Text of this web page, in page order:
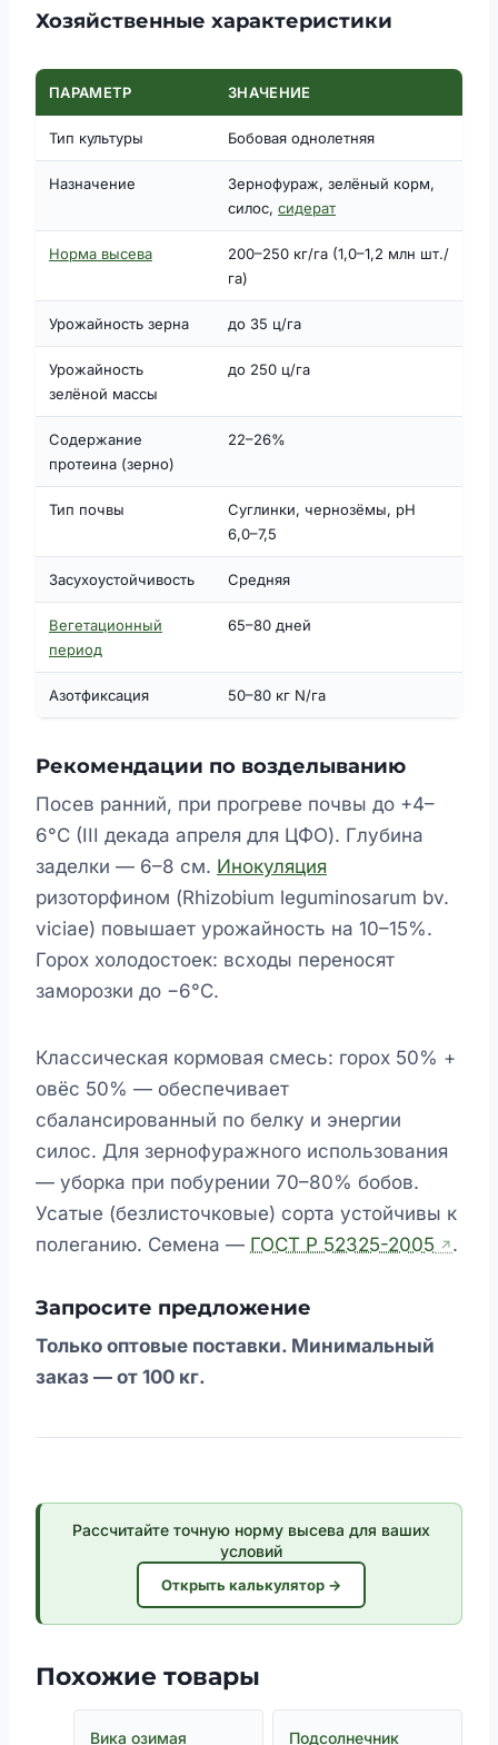
Хозяйственные характеристики
ПАРАМЕТР ЗНАЧЕНИЕ
Тип культуры Бобовая однолетняя
Назначение
Зернофураж, зелёный корм,
силос, сидерат
Норма высева
200–250 кг/га (1,0–1,2 млн шт./
га)
Урожайность зерна до 35 ц/га
Урожайность
зелёной массы
до 250 ц/га
Содержание
протеина (зерно)
22–26%
Тип почвы
Суглинки, чернозёмы, pH
6,0–7,5
Засухоустойчивость Средняя
Вегетационный
период
65–80 дней
Азотфиксация 50–80 кг N/га
Рекомендации по возделыванию
Посев ранний, при прогреве почвы до +4–
6°C (III декада апреля для ЦФО). Глубина
заделки — 6–8 см. Инокуляция
ризоторфином (Rhizobium leguminosarum bv.
viciae) повышает урожайность на 10–15%.
Горох холодостоек: всходы переносят
заморозки до −6°C.
Классическая кормовая смесь: горох 50% +
овёс 50% — обеспечивает
сбалансированный по белку и энергии
силос. Для зернофуражного использования
— уборка при побурении 70–80% бобов.
Усатые (безлисточковые) сорта устойчивы к
полеганию. Семена — ГОСТ Р 52325-2005 .
Запросите предложение
Только оптовые поставки. Минимальный
заказ — от 100 кг.
Рассчитайте точную норму высева для ваших
условий
Открыть калькулятор →
Похожие товары
Вика озимая Подсолнечник